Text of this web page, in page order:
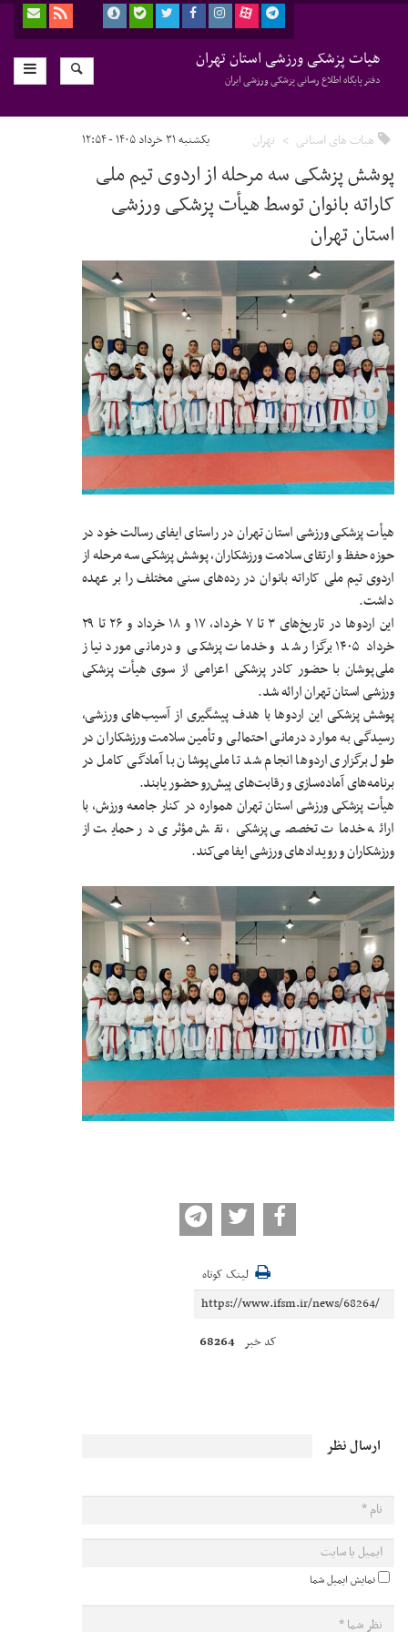
هیات پزشکی ورزشی استان تهران
دفتر پایگاه اطلاع رسانی پزشکی ورزشی ایران
هیات های استانی تهران یکشنبه ۳۱ خرداد ۱۴۰۵ - ۱۲:۵۴
پوشش پزشکی سه مرحله از اردوی تیم ملی
کاراته بانوان توسط هیأت پزشکی ورزشی
استان تهران
هیأت پزشکی ورزشی استان تهران در راستای ایفای رسالت خود در
حوزه حفظ و ارتقای سلامت ورزشکاران، پوشش پزشکی سه مرحله از
اردوی تیم ملی کاراته بانوان در رده‌های سنی مختلف را بر عهده
داشت.
این اردوها در تاریخ‌های ۳ تا ۷ خرداد، ۱۷ و ۱۸ خرداد و ۲۶ تا ۲۹
خرداد ۱۴۰۵ برگزار شد و خدمات پزشکی و درمانی مورد نیاز
ملی‌پوشان با حضور کادر پزشکی اعزامی از سوی هیأت پزشکی
ورزشی استان تهران ارائه شد.
پوشش پزشکی این اردوها با هدف پیشگیری از آسیب‌های ورزشی،
رسیدگی به موارد درمانی احتمالی و تأمین سلامت ورزشکاران در
طول برگزاری اردوها انجام شد تا ملی‌پوشان با آمادگی کامل در
برنامه‌های آماده‌سازی و رقابت‌های پیش‌رو حضور یابند.
هیأت پزشکی ورزشی استان تهران همواره در کنار جامعه ورزش، با
ارائه خدمات تخصصی پزشکی، نقش مؤثری در حمایت از
ورزشکاران و رویدادهای ورزشی ایفا می‌کند.
لینک کوتاه
کد خبر 68264
ارسال نظر
نمایش ایمیل شما